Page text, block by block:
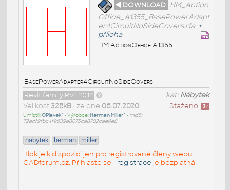
◄ DOWNLOAD HM_Action
Office_A1355_BasePowerAdapt
er4CircuitNoSideCovers.rfa +
příloha
HM ActionOffice A1355
BasePowerAdapter4CircuitNoSideCovers
kat:Nábytek
Revit family RVT2014
Staženo: 3x
Velikost328kB• ze dne 06.07.2020
Umístil:OPlavek^ • Výrobce: Herman Miller^ • md5:
72acf9fbc4f9639a8075ca8702cae6e8
nabytek herman miller
Blok je k dispozici jen pro registrované členy webu
CADforum.cz. Přihlaste se - registrace je bezplatná.